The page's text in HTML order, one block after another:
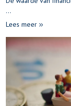
...
Lees meer